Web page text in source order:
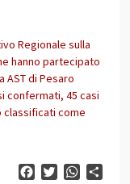
Regionale sulla
hanno partecipato
di Pesaro
confermati, 45 casi
classificati come
FacebookTwitter